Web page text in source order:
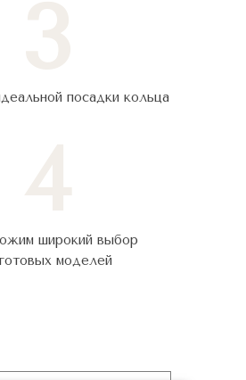
посадки кольца
широкий выбор
моделей